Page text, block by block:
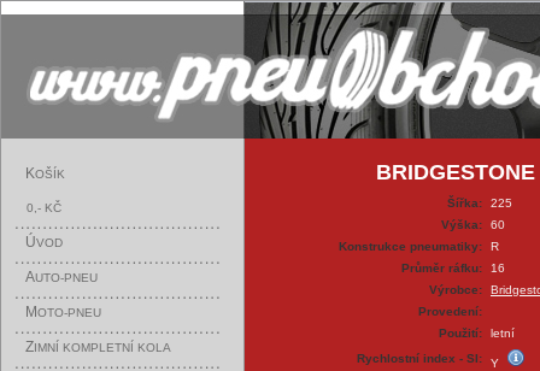
KOŠÍK
0,- KČ
ÚVOD
AUTO-PNEU
MOTO-PNEU
ZIMNÍ KOMPLETNÍ KOLA
Šířka:
225
Výška:
60
Konstrukce pneumatiky:
R
Průměr ráfku:
16
Výrobce:
Provedení:
Použití:
letní
Rychlostní index - SI:
Y